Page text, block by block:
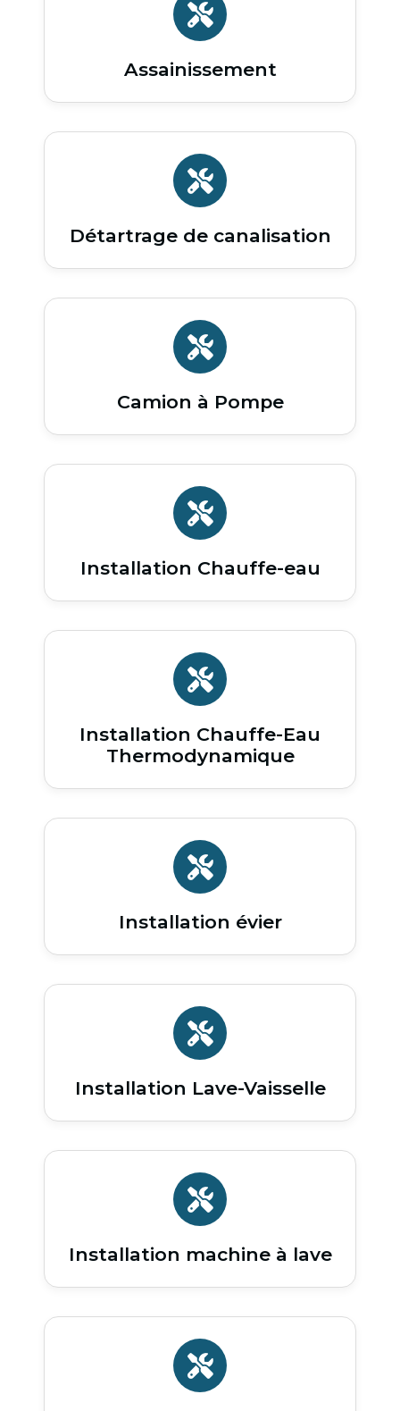
Assainissement
Détartrage de canalisation
Camion à Pompe
Installation Chauffe-eau
Installation Chauffe-Eau
Thermodynamique
Installation évier
Installation Lave-Vaisselle
Installation machine à lave